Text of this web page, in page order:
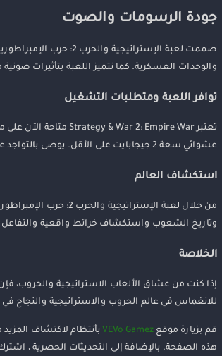
جودة الرسومات والصوت
صممت لعبة
والوحدات العسكرية. كما تتميز اللعبة بتأثيرات
توافر اللعبة ومتطلبات التشغيل
عشوائي سعة 2 جيجابايت على الأقل. يوصى بالتواجد على اتصال بشبكة الإنترنت للاستمتاع بميزات اللعبة المتعددة اللاعبين.
استكشاف العالم
من خلال لعبة
وتاريخ الشعوب واستكشاف خرائط واقعية والتفاعل
الخلاصة
للانغماس في عالم الحروب والاستراتيجية والنجاح
قم بزيارة موقع VEVo Gamez
هذه الصفحة. بالإضافة إلى التحديثات الحصرية ،